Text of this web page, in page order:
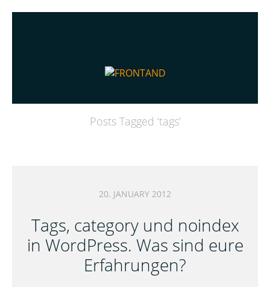
Posts Tagged ‘tags’
20. JANUARY 2012
Tags, category und noindex
in WordPress. Was sind eure
Erfahrungen?